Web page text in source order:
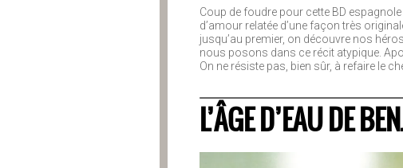
Coup de foudre pour cette BD
d’amour relatée d’une façon très
jusqu’au premier, on découvre nos
nous posons dans ce récit atypique.
On ne résiste pas, bien sûr, à refaire le
L’ÂGE D’EAU DE